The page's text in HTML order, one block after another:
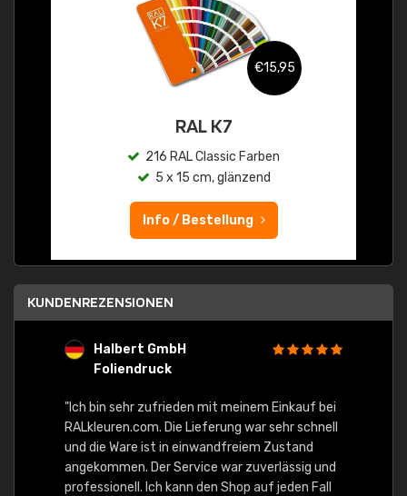
€15,95
RAL K7
216 RAL Classic Farben
5 x 15 cm, glänzend
Info / Bestellung
KUNDENREZENSIONEN
Halbert GmbH
Foliendruck
"Ich bin sehr zufrieden mit meinem Einkauf bei
RALkleuren.com. Die Lieferung war sehr schnell
und die Ware ist in einwandfreiem Zustand
angekommen. Der Service war zuverlässig und
professionell. Ich kann den Shop auf jeden Fall